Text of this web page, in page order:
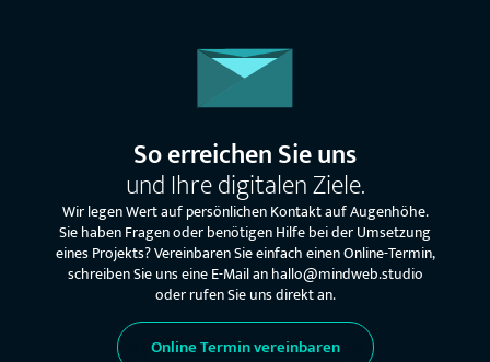
So erreichen Sie uns
und Ihre digitalen Ziele.
Wir legen Wert auf persönlichen Kontakt auf Augenhöhe.
Sie haben Fragen oder benötigen Hilfe bei der Umsetzung
eines Projekts? Vereinbaren Sie einfach einen Online-Termin,
schreiben Sie uns eine E-Mail an hallo@mindweb.studio
oder rufen Sie uns direkt an.
Online Termin vereinbaren